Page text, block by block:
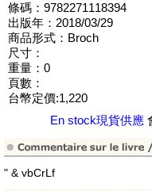
條碼：9782271118394
出版年：2018/03/29
商品形式：Broch
尺寸：
重量：0
頁數：
台幣定價:1,220
En stock現貨供應
" & vbCrLf